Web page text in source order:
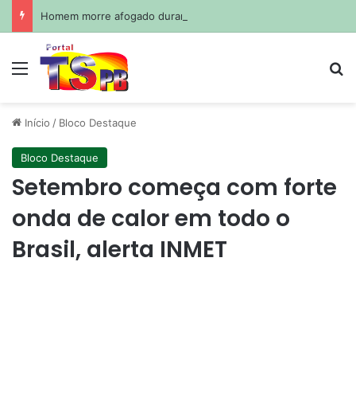
Menu
Início / Bloco Destaque
Bloco Destaque
Setembro começa com forte
onda de calor em todo o
Brasil, alerta INMET